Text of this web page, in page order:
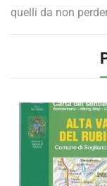
quelli da non